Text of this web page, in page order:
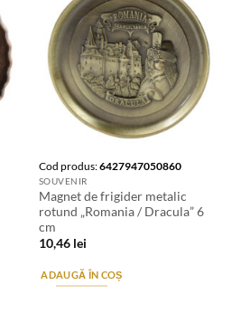
Cod produs:6427947050860
SOUVENIR
Magnet de frigider metalic
rotund „Romania / Dracula” 6
cm
10,46 lei
ADAUGĂ ÎN COȘ